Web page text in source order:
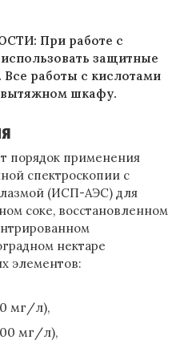
При работе с
защитные
Все работы с кислотами
шкафу.
порядок применения
спектроскопии с
(ИСП-АЭС) для
соке, восстановленном
нектаре
элементов:
мг/л),
мг/л),